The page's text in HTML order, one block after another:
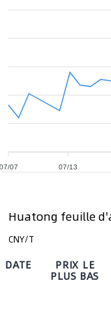
07 07/13
Huatong feuille
CNY/T
DATE PRIX ​​LE
PLUS BAS